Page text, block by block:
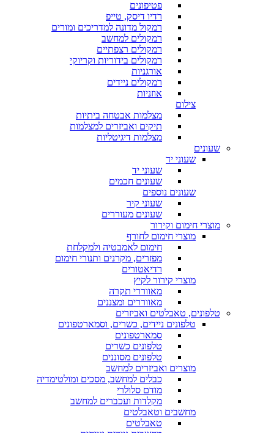
פטיפונים
רדיו דיסק, טייפ
רמקול מדונה למדריכים ומורים
רמקולים למחשב
רמקולים רצפתיים
רמקולים בידוריות וקריוקי
אורגניות
רמקולים ניידים
אוזניות
צילום
מצלמות אבטחה ביתיות
תיקים ואביזרים למצלמות
מצלמות דיגיטליות
שעונים
שעוני יד
שעוני יד
שעונים חכמים
שעונים נוספים
שעוני קיר
שעונים מעוררים
מוצרי חימום וקירור
מוצרי חימום לחורף
חימום לאמבטיה ולמקלחת
מפזרים, מקרנים ותנורי חימום
רדיאטורים
מוצרי קירור לקיץ
מאווררי תקרה
מאווררים ומצננים
טלפונים, טאבלטים ואביזרים
טלפונים ניידים, כשרים, וסמארטפונים
סמארטפונים
טלפונים כשרים
טלפונים מסוננים
מוצרים ואביזרים למחשב
כבלים למחשב, מסכים ומולטימדיה
מודם סלולרי
מקלדות ועכברים למחשב
מחשבים וטאבלטים
טאבלטים